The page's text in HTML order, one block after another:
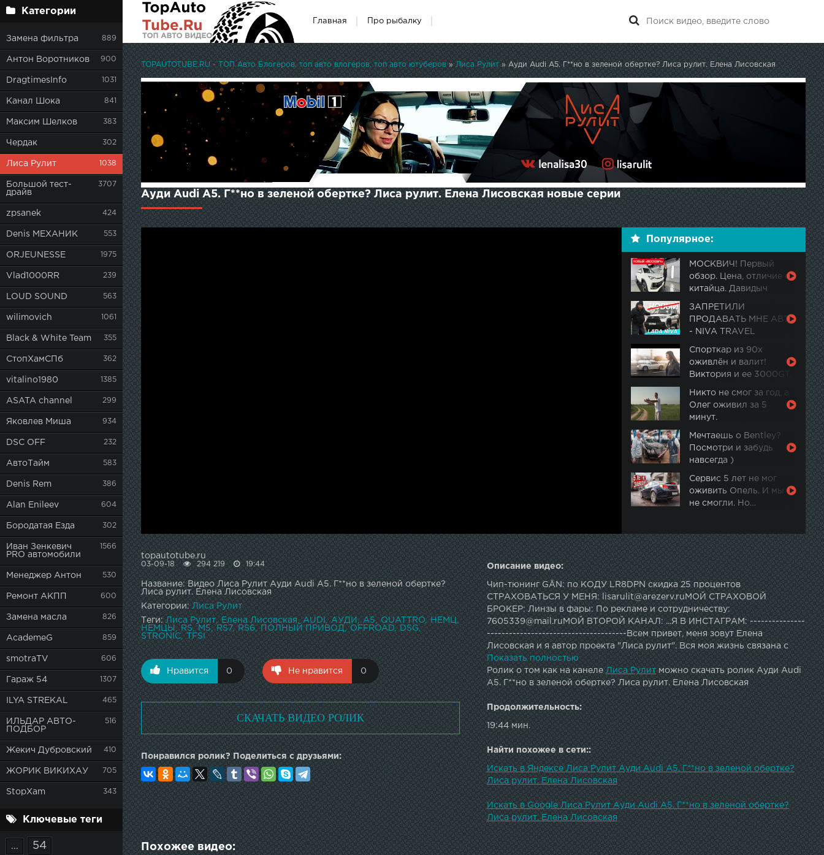
Категории
Замена фильтра 889
Антон Воротников 900
DragtimesInfo 1031
Канал Шока 841
Максим Шелков 383
Чердак 302
Лиса Рулит 1038
Большой тест-
драйв
3707
zpsanek 424
Denis МЕХАНИК 553
ORJEUNESSE 1975
Vlad1000RR 239
LOUD SOUND 563
wilimovich 1061
Black & White Team 355
СтопХамСПб 362
vitalino1980 1385
ASATA channel 299
Яковлев Миша 934
DSC OFF 232
АвтоТайм 583
Denis Rem 386
Alan Enileev 604
Бородатая Езда 302
Иван Зенкевич
PRO автомобили
1566
Менеджер Антон 530
Ремонт АКПП 600
Замена масла 826
AcademeG 859
smotraTV 606
Гараж 54 1307
ILYA STREKAL 465
ИЛЬДАР АВТО-
ПОДБОР
516
Жекич Дубровский 410
ЖОРИК ВИКИХАУ 705
StopXam 343
Ключевые теги
... 54
Главная Про рыбалку
TOPAUTOTUBE.RU - ТОП Авто Блогеров, топ авто влогеров, топ авто ютуберов» Лиса Рулит» Ауди Audi A5. Г**но в зеленой обертке? Лиса рулит. Елена Лисовская
Ауди Audi A5. Г**но в зеленой обертке? Лиса рулит. Елена Лисовская новые серии
Популярное:
МОСКВИЧ! Первый
обзор. Цена, отличие от
китайца. Давидыч
ЗАПРЕТИЛИ
ПРОДАВАТЬ МНЕ АВТО
- NIVA TRAVEL
Спорткар из 90х
оживлён и валит!
Виктория и ее 3000GT.
Никто не смог за год, а
Олег оживил за 5
минут.
Мечтаешь о Bentley?
Посмотри и забудь
навсегда )
Сервис 5 лет не мог
оживить Опель. И мы
не смогли. Но…
topautotube.ru
Описание видео:
Чип-тюнинг GÄN: по КОДУ LR8DPN скидка 25 процентов
СТРАХОВАТЬСЯ У МЕНЯ: lisarulit@arezerv.ruМОЙ СТРАХОВОЙ
БРОКЕР: Линзы в фары: По рекламе и сотрудничеству:
7605339@mail.ruМОЙ ВТОРОЙ КАНАЛ: ...Я В ИНСТАГРАМ: ---------------
--------------------------------------Всем привет, меня зовут Елена
Лисовская и я автор проекта "Лиса рулит". Вся моя жизнь связана с
авто. В своем блоге я делюсь знаниями о тачках, делаю интересные
проекты, а также разоблачаю жуликов и перекупов. Подписывайтесь -
не пожалеете! И не забудьте про колокольчик)
Показать полностью
Ролик о том как на канелеЛиса Рулитможно скачать ролик Ауди Audi
A5. Г**но в зеленой обертке? Лиса рулит. Елена Лисовская
Продолжительность:
19:44 мин.
Найти похожее в сети::
Искать в Яндексе Лиса Рулит Ауди Audi A5. Г**но в зеленой обертке?
Лиса рулит. Елена Лисовская
Искать в Google Лиса Рулит Ауди Audi A5. Г**но в зеленой обертке?
Лиса рулит. Елена Лисовская
03-09-18 294 219 19:44
Название: Видео Лиса Рулит Ауди Audi A5. Г**но в зеленой обертке?
Лиса рулит. Елена Лисовская
Категории:Лиса Рулит
Теги:Лиса Рулит Елена Лисовская AUDI АУДИ А5 QUATTRO
НЕМЦ
НЕМЦЫ
RS M5 RS7 RS6 ПОЛНЫЙ ПРИВОД OFFROAD
DSG
STRONIC
TFSI
Нравится 0 Не нравится 0
СКАЧАТЬ ВИДЕО РОЛИК
Понравился ролик? Поделиться с друзьями:
Похожее видео: